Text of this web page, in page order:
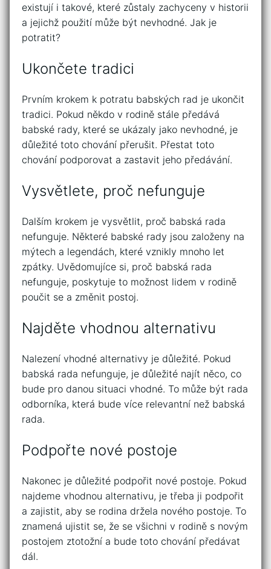
existují i takové, které zůstaly zachyceny v historii
a jejichž použití může být nevhodné. Jak je
potratit?
Ukončete tradici
Prvním krokem k potratu babských rad je ukončit
tradici. Pokud někdo v rodině stále předává
babské rady, které se ukázaly jako nevhodné, je
důležité toto chování přerušit. Přestat toto
chování podporovat a zastavit jeho předávání.
Vysvětlete, proč nefunguje
Dalším krokem je vysvětlit, proč babská rada
nefunguje. Některé babské rady jsou založeny na
mýtech a legendách, které vznikly mnoho let
zpátky. Uvědomujíce si, proč babská rada
nefunguje, poskytuje to možnost lidem v rodině
poučit se a změnit postoj.
Najděte vhodnou alternativu
Nalezení vhodné alternativy je důležité. Pokud
babská rada nefunguje, je důležité najít něco, co
bude pro danou situaci vhodné. To může být rada
odborníka, která bude více relevantní než babská
rada.
Podpořte nové postoje
Nakonec je důležité podpořit nové postoje. Pokud
najdeme vhodnou alternativu, je třeba ji podpořit
a zajistit, aby se rodina držela nového postoje. To
znamená ujistit se, že se všichni v rodině s novým
postojem ztotožní a bude toto chování předávat
dál.